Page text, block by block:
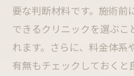
要な判断材料です。施術前
できるクリニックを選ぶこ
れます。さらに、料金体系
有無もチェックしておくと